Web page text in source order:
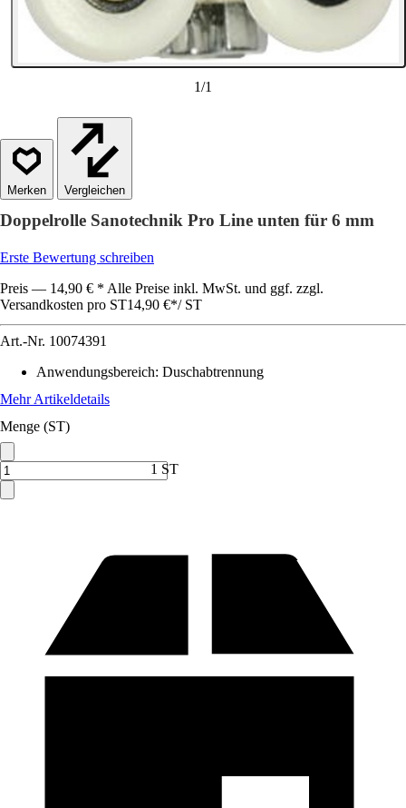
1/1
Vergleichen
Doppelrolle Sanotechnik Pro Line unten für 6 mm
Erste Bewertung schreiben
Preis — 14,90 € * Alle Preise inkl. MwSt. und ggf. zzgl.
Versandkosten pro ST14,90 €*/ ST
Art.-Nr. 10074391
Anwendungsbereich: Duschabtrennung
Mehr Artikeldetails
Menge (ST)
1 ST